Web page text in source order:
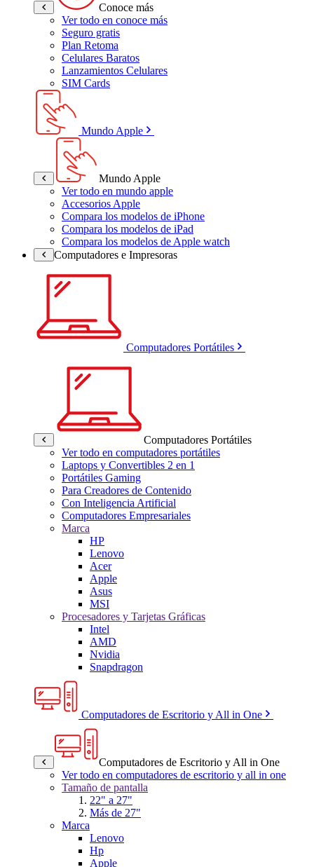
Conoce más
Ver todo en conoce más
Seguro gratis
Plan Retoma
Celulares Baratos
Lanzamientos Celulares
SIM Cards
Mundo Apple
Mundo Apple
Ver todo en mundo apple
Accesorios Apple
Compara los modelos de iPhone
Compara los modelos de iPad
Compara los modelos de Apple watch
Computadores e Impresoras
Computadores Portátiles
Computadores Portátiles
Ver todo en computadores portátiles
Laptops y Convertibles 2 en 1
Portátiles Gaming
Para Creadores de Contenido
Con Inteligencia Artificial
Computadores Empresariales
Marca
HP
Lenovo
Acer
Apple
Asus
MSI
Procesadores y Tarjetas Gráficas
Intel
AMD
Nvidia
Snapdragon
Computadores de Escritorio y All in One
Computadores de Escritorio y All in One
Ver todo en computadores de escritorio y all in one
Tamaño de pantalla
22" a 27"
Más de 27"
Marca
Lenovo
Hp
Apple